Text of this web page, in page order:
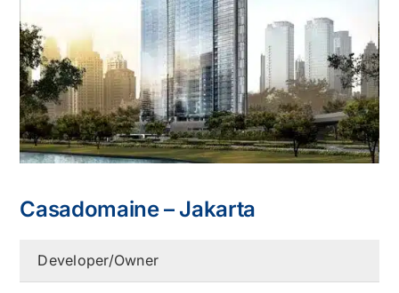
Kontak
Karir
Casadomaine – Jakarta
Developer/Owner